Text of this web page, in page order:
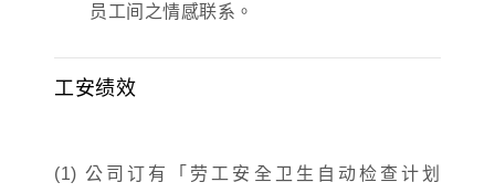
员工间之情感联系。
工安绩效
(1) 公司订有「劳工安全卫生自动检查计划